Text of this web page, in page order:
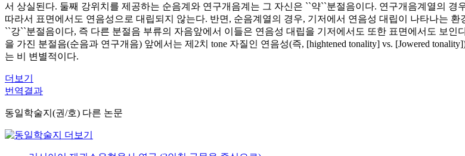
서 상실된다. 둘째 강위치를 제공하는 순음계와 연구개음계는 그 자신은 ``약``분절음이다. 연구개음계열의
따라서 표면에서도 연음성으로 대립되지 않는다. 반면, 순음계열의 경우, 기저에서 연음성 대립이 나타나는
``강``분절음이다, 즉 다른 분절음 부류의 자음앞에서 이들은 연음성 대립을 기저에서도 또한 표면에서도 보
을 가진 분절음(순음과 연구개음) 앞에서는 제2치 tone 자질인 연음성(즉, [hightened tonality] vs. [Jowered
는 비 변별적이다.
더보기
번역결과
동일학술지(권/호) 다른 논문